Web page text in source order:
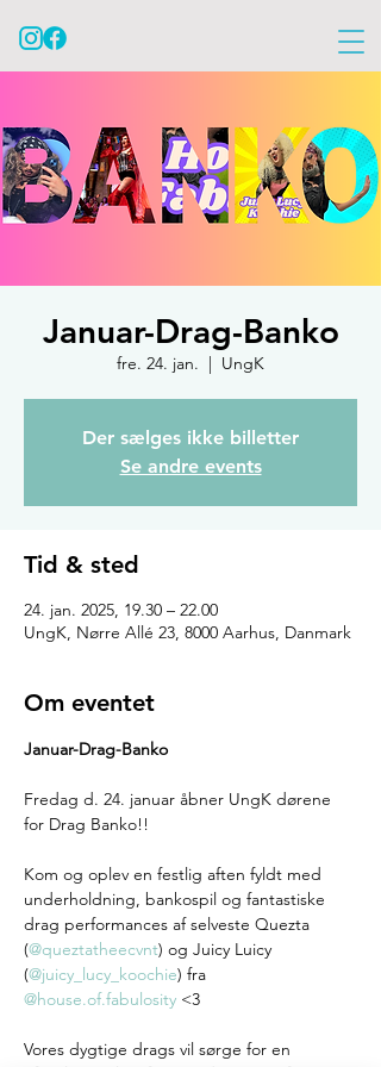
Januar-Drag-Banko
fre. 24. jan.
  |
UngK
Der sælges ikke billetter
Se andre events
Tid & sted
24. jan. 2025, 19.30 – 22.00
UngK, Nørre Allé 23, 8000 Aarhus, Danmark
Om eventet
Januar-Drag-Banko
Fredag d. 24. januar åbner UngK dørene
for Drag Banko!!
Kom og oplev en festlig aften fyldt med
underholdning, bankospil og fantastiske
drag performances af selveste Quezta
(@queztatheecvnt) og Juicy Luicy
(@juicy_lucy_koochie) fra
@house.of.fabulosity <3
Vores dygtige drags vil sørge for en